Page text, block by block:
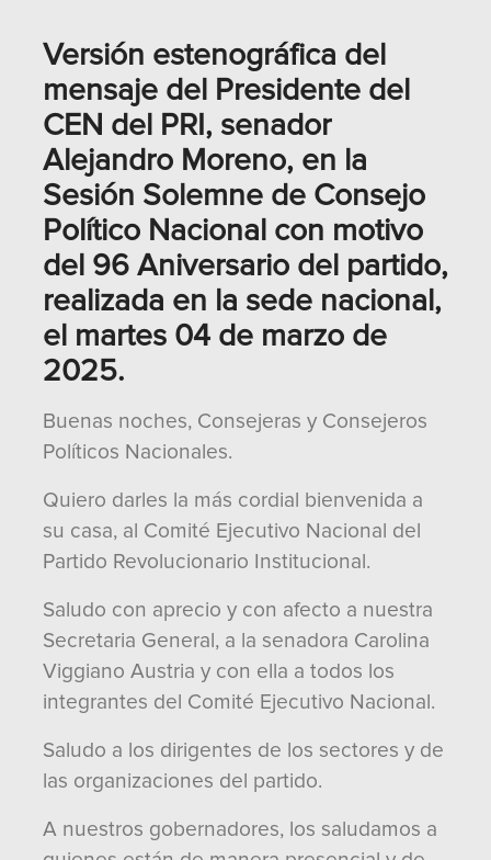
Versión estenográfica del
mensaje del Presidente del
CEN del PRI, senador
Alejandro Moreno, en la
Sesión Solemne de Consejo
Político Nacional con motivo
del 96 Aniversario del partido,
realizada en la sede nacional,
el martes 04 de marzo de
2025.
Buenas noches, Consejeras y Consejeros
Políticos Nacionales.
Quiero darles la más cordial bienvenida a
su casa, al Comité Ejecutivo Nacional del
Partido Revolucionario Institucional.
Saludo con aprecio y con afecto a nuestra
Secretaria General, a la senadora Carolina
Viggiano Austria y con ella a todos los
integrantes del Comité Ejecutivo Nacional.
Saludo a los dirigentes de los sectores y de
las organizaciones del partido.
A nuestros gobernadores, los saludamos a